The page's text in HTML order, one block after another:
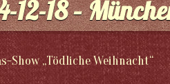
12-18 –
Show „Tödliche Weihnacht“